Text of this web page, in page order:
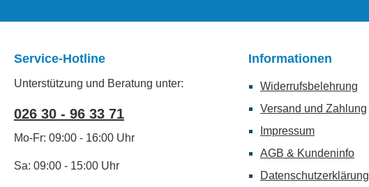
Service-Hotline
Unterstützung und Beratung unter:
026 30 - 96 33 71
Mo-Fr: 09:00 - 16:00 Uhr
Sa: 09:00 - 15:00 Uhr
Informationen
Widerrufsbelehrung
Versand und Zahlung
Impressum
AGB & Kundeninfo
Datenschutzerklärung